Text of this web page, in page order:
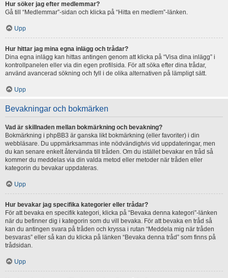
Hur söker jag efter medlemmar?
Gå till “Medlemmar”-sidan och klicka på “Hitta en medlem”-länken.
Upp
Hur hittar jag mina egna inlägg och trådar?
Dina egna inlägg kan hittas antingen genom att klicka på “Visa dina inlägg” i
kontrollpanelen eller via din egen profilsida. För att söka efter dina trådar,
använd avancerad sökning och fyll i de olika alternativen på lämpligt sätt.
Upp
Bevakningar och bokmärken
Vad är skillnaden mellan bokmärkning och bevakning?
Bokmärkning i phpBB3 är ganska likt bokmärkning (eller favoriter) i din
webbläsare. Du uppmärksammas inte nödvändigtvis vid uppdateringar, men
du kan senare enkelt återvända till tråden. Om du istället bevakar en tråd så
kommer du meddelas via din valda metod eller metoder när tråden eller
kategorin du bevakar uppdateras.
Upp
Hur bevakar jag specifika kategorier eller trådar?
För att bevaka en specifik kategori, klicka på “Bevaka denna kategori”-länken
när du befinner dig i kategorin som du vill bevaka. För att bevaka en tråd så
kan du antingen svara på tråden och kryssa i rutan “Meddela mig när tråden
besvaras” eller så kan du klicka på länken “Bevaka denna tråd” som finns på
trådsidan.
Upp